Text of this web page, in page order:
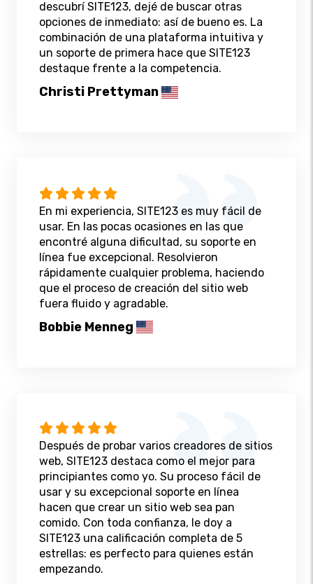
descubrí SITE123, dejé de buscar otras
opciones de inmediato: así de bueno es. La
combinación de una plataforma intuitiva y
un soporte de primera hace que SITE123
destaque frente a la competencia.
Christi Prettyman
En mi experiencia, SITE123 es muy fácil de
usar. En las pocas ocasiones en las que
encontré alguna dificultad, su soporte en
línea fue excepcional. Resolvieron
rápidamente cualquier problema, haciendo
que el proceso de creación del sitio web
fuera fluido y agradable.
Bobbie Menneg
Después de probar varios creadores de sitios
web, SITE123 destaca como el mejor para
principiantes como yo. Su proceso fácil de
usar y su excepcional soporte en línea
hacen que crear un sitio web sea pan
comido. Con toda confianza, le doy a
SITE123 una calificación completa de 5
estrellas: es perfecto para quienes están
empezando.